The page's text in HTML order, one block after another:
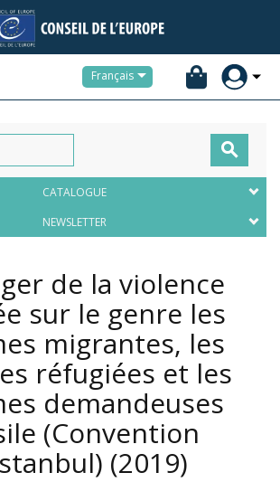
Français

CATALOGUE
NEWSLETTER
de la violence
sur le genre les
migrantes, les
réfugiées et les
demandeuses
(Convention
(2019)